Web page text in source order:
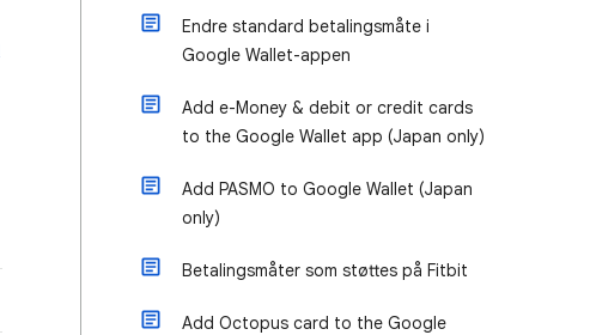
Endre standard betalingsmåte i
Google Wallet-appen
Add e-Money & debit or credit cards
to the Google Wallet app (Japan only)
Add PASMO to Google Wallet (Japan
only)
Betalingsmåter som støttes på Fitbit
Add Octopus card to the Google